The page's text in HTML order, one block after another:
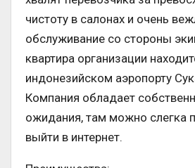
чистоту в салонах и очень
обслуживание со стороны
квартира организации
индонезийском аэропорту
Компания обладает
ожидания, там можно слегка
выйти в интернет.